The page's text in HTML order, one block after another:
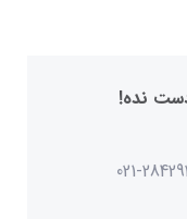
دست نده!
021-